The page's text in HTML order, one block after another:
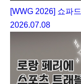
[WWG 2026] 쇼파드
2026.07.08